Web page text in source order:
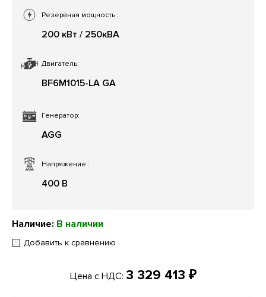
Двигатель:
BF6M1015-LA GA
Напряжение :
400 В
Резервная мощность :
200 кВт / 250кВА
Генератор:
AGG
Наличие: В наличии
Добавить к сравнению
Цена с НДС: 3 329 413 ₽